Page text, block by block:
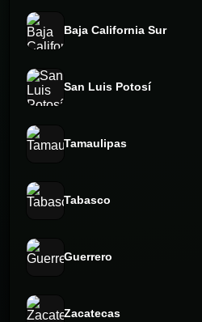
Baja California Sur
San Luis Potosí
Tamaulipas
Tabasco
Guerrero
Zacatecas